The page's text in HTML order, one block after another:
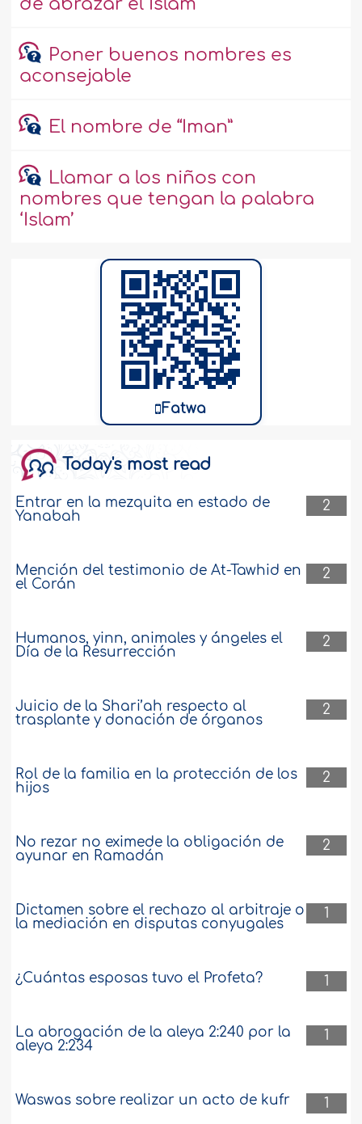
de abrazar el Islam
Poner buenos nombres es
aconsejable
El nombre de “Iman”
Llamar a los niños con
nombres que tengan la palabra
‘Islam’
Fatwa
Today's most read
2
Entrar en la mezquita en estado de
Yanabah
2
Mención del testimonio de At-Tawhid en
el Corán
2
Humanos, yinn, animales y ángeles el
Día de la Resurrección
2
Juicio de la Shari’ah respecto al
trasplante y donación de órganos
2
Rol de la familia en la protección de los
hijos
2
No rezar no eximede la obligación de
ayunar en Ramadán
1
Dictamen sobre el rechazo al arbitraje o
la mediación en disputas conyugales
1
¿Cuántas esposas tuvo el Profeta?
1
La abrogación de la aleya 2:240 por la
aleya 2:234
1
Waswas sobre realizar un acto de kufr